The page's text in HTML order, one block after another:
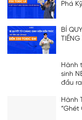
Phá
BÍ
Hành
sinh
đầu
Hành
“Ghét